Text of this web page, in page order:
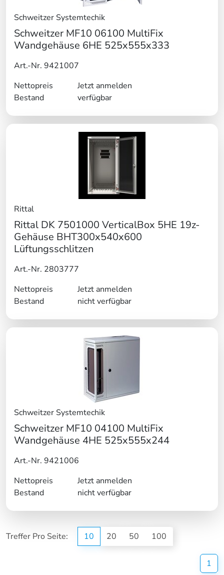
Schweitzer Systemtechik
Schweitzer MF10 06100 MultiFix
Wandgehäuse 6HE 525x555x333
Art.-Nr. 9421007
Nettopreis
Jetzt anmelden
Bestand
verfügbar
Rittal
Rittal DK 7501000 VerticalBox 5HE 19z-
Gehäuse BHT300x540x600
Lüftungsschlitzen
Art.-Nr. 2803777
Nettopreis
Jetzt anmelden
Bestand
nicht verfügbar
Schweitzer Systemtechik
Schweitzer MF10 04100 MultiFix
Wandgehäuse 4HE 525x555x244
Art.-Nr. 9421006
Nettopreis
Jetzt anmelden
Bestand
nicht verfügbar
Treffer Pro Seite: 10 20 50 100
1